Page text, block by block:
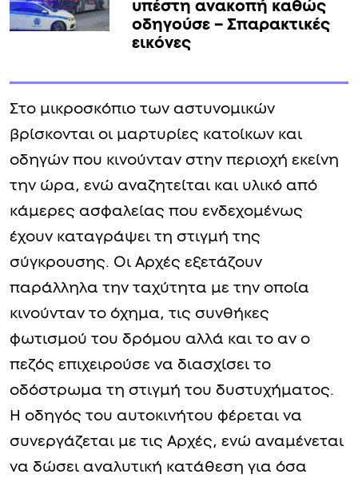
υπέστη ανακοπή καθώς
οδηγούσε – Σπαρακτικές
εικόνες
Στο μικροσκόπιο των αστυνομικών
βρίσκονται οι μαρτυρίες κατοίκων και
οδηγών που κινούνταν στην περιοχή εκείνη
την ώρα, ενώ αναζητείται και υλικό από
κάμερες ασφαλείας που ενδεχομένως
έχουν καταγράψει τη στιγμή της
σύγκρουσης. Οι Αρχές εξετάζουν
παράλληλα την ταχύτητα με την οποία
κινούνταν το όχημα, τις συνθήκες
φωτισμού του δρόμου αλλά και το αν ο
πεζός επιχειρούσε να διασχίσει το
οδόστρωμα τη στιγμή του δυστυχήματος.
Η οδηγός του αυτοκινήτου φέρεται να
συνεργάζεται με τις Αρχές, ενώ αναμένεται
να δώσει αναλυτική κατάθεση για όσα